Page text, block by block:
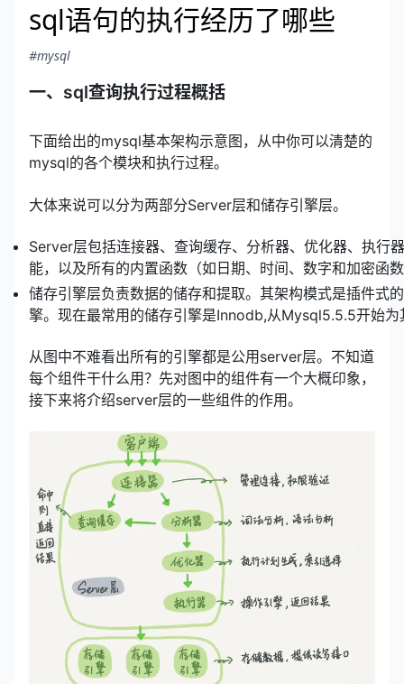
sql语句的执行经历了哪些
#mysql
一、sql查询执行过程概括
下面给出的mysql基本架构示意图，从中你可以清楚的
mysql的各个模块和执行过程。
大体来说可以分为两部分Server层和储存引擎层。
Server层包括连接器、查询缓存、分析器、优化器、执行
能，以及所有的内置函数（如日期、时间、数字和加密函
储存引擎层负责数据的储存和提取。其架构模式是插件式
擎。现在最常用的储存引擎是Innodb,从Mysql5.5.5开始为
从图中不难看出所有的引擎都是公用server层。不知道
每个组件干什么用？先对图中的组件有一个大概印象，
接下来将介绍server层的一些组件的作用。